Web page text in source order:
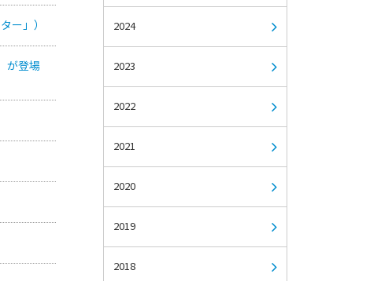
ー」）
が登場
2024
2023
2022
2021
2020
2019
2018